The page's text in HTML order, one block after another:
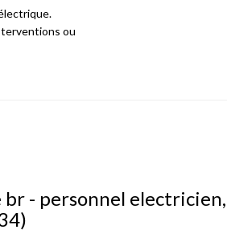
ou
- personnel electricien,